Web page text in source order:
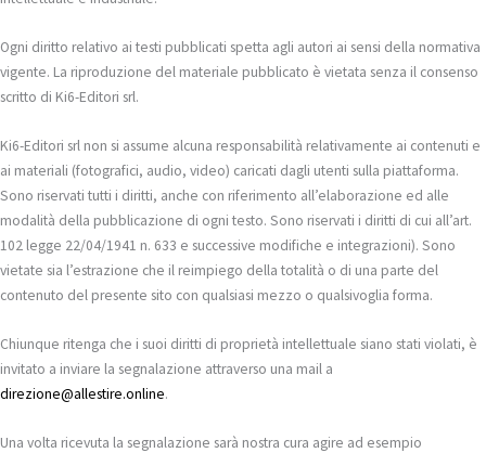
Ogni diritto relativo ai testi pubblicati spetta agli autori ai sensi della normativa
vigente. La riproduzione del materiale pubblicato è vietata senza il consenso
scritto di Ki6-Editori srl.
Ki6-Editori srl non si assume alcuna responsabilità relativamente ai contenuti e
ai materiali (fotografici, audio, video) caricati dagli utenti sulla piattaforma.
Sono riservati tutti i diritti, anche con riferimento all’elaborazione ed alle
modalità della pubblicazione di ogni testo. Sono riservati i diritti di cui all’art.
102 legge 22/04/1941 n. 633 e successive modifiche e integrazioni). Sono
vietate sia l’estrazione che il reimpiego della totalità o di una parte del
contenuto del presente sito con qualsiasi mezzo o qualsivoglia forma.
Chiunque ritenga che i suoi diritti di proprietà intellettuale siano stati violati, è
invitato a inviare la segnalazione attraverso una mail a
direzione@allestire.online.
Una volta ricevuta la segnalazione sarà nostra cura agire ad esempio